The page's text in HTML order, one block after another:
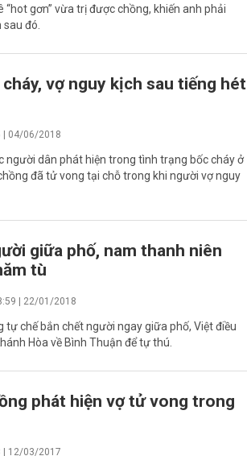
“hot gơn” vừa trị được chồng, khiến anh phải
đó.
vợ nguy kịch sau tiếng hét
| 04/06/2018
người dân phát hiện trong tình trạng bốc cháy ở
đã tử vong tại chỗ trong khi người vợ nguy
giữa phố, nam thanh niên
tù
| 22/01/2018
tự chế bắn chết người ngay giữa phố, Việt điều
Hòa về Bình Thuận để tự thú.
phát hiện vợ tử vong trong
| 12/03/2017